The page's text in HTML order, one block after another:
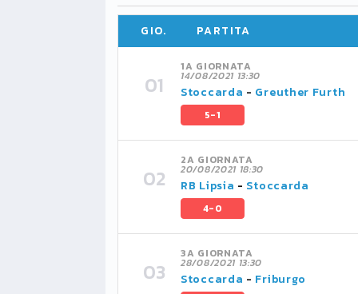
GIO. PARTITA
1A GIORNATA
14/08/2021 13:30
Stoccarda - Greuther Furth
5-1
2A GIORNATA
20/08/2021 18:30
RB Lipsia - Stoccarda
4-0
3A GIORNATA
28/08/2021 13:30
Stoccarda - Friburgo